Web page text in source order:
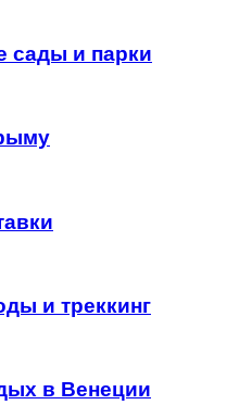
сады и парки
и треккинг
в Венеции